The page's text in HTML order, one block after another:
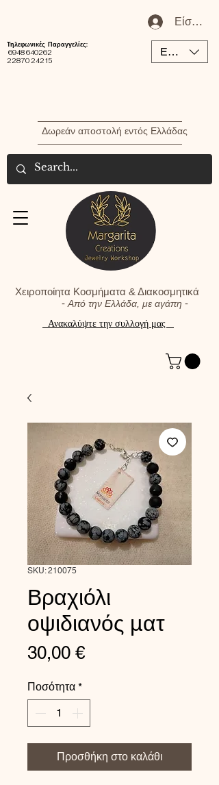
Δωρεάν αποστολή εντός Ελλάδας
EUR (€)
Τηλεφωνικές Παραγγελίες:
6948 640262
22870 24215
Ανακαλύψτε την συλλογή μας
Χειροποίητα Κοσμήματα & Διακοσμητικά
- Από την Ελλάδα, με αγάπη -
SKU: 210075
Βραχιόλι
οψιδιανός ματ
30,00 €Τιμή
Ποσότητα *
Προσθήκη στο καλάθι